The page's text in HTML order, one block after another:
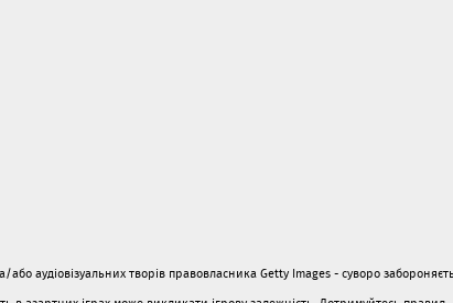
аудіовізуальних творів правовласника Getty Images - суворо